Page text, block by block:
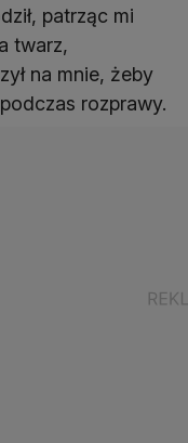
patrząc mi
twarz,
na mnie, żeby
rozprawy.